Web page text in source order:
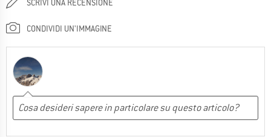
SCRIVI UNA RECENSIONE
CONDIVIDI UN'IMMAGINE